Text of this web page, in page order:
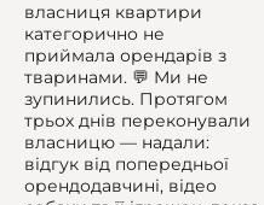
власниця квартири
категорично не
приймала орендарів з
тваринами. 💬 Ми не
зупинились. Протягом
трьох днів переконували
власницю — надали:
відгук від попередньої
орендодавчині, відео